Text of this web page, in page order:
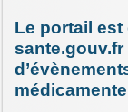
Le portail